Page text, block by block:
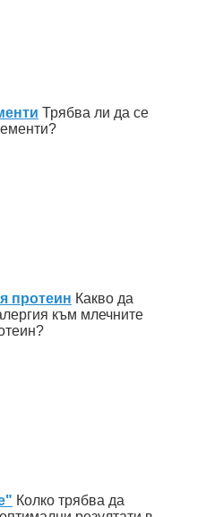
Трябва ли да се
протеин Какво да
към млечните
Колко трябва да